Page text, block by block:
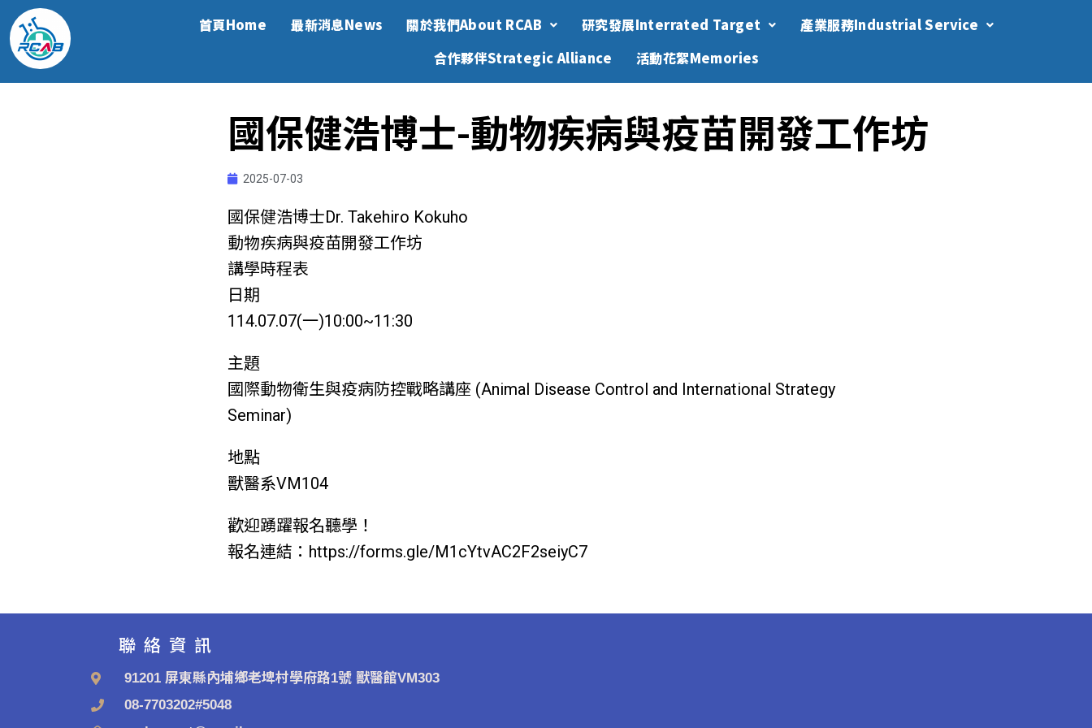
首頁Home 最新消息News 關於我們About RCAB 研究發展Interrated Target
產業服務Industrial Service
合作夥伴Strategic Alliance
活動花絮Memories
國保健浩博士-動物疾病與疫苗開發工作坊
2025-07-03
國保健浩博士Dr. Takehiro Kokuho
動物疾病與疫苗開發工作坊
講學時程表
日期
114.07.07(一)10:00~11:30
主題
國際動物衛生與疫病防控戰略講座 (Animal Disease Control and International Strategy
Seminar)
地點
獸醫系VM104
歡迎踴躍報名聽學！
報名連結：https://forms.gle/M1cYtvAC2F2seiyC7
聯絡資訊
91201 屏東縣內埔鄉老埤村學府路1號 獸醫館VM303
08-7703202#5048